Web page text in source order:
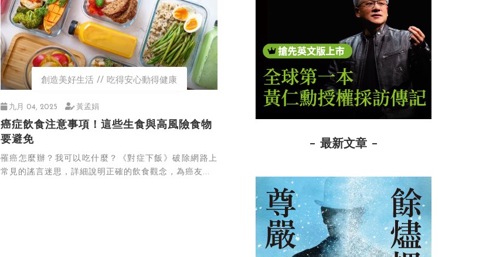
創造美好生活 吃得安心動得健康
九月 04, 2025 黃孟娟
癌症飲食注意事項！這些生食與高風險食物
要避免
罹癌怎麼辦？我可以吃什麼？《對症下飯》破除網路上
常見的謠言迷思，詳細說明正確的飲食觀念，為癌友...
最新文章